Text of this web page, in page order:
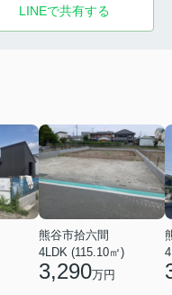
LINEで共有する
熊谷市拾六間
4LDK (115.10㎡)
3,290万円